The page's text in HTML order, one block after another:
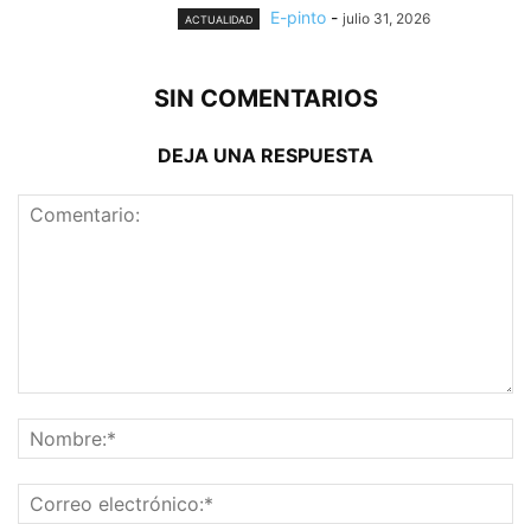
ACTUALIDAD E-pinto - julio 31, 2026
SIN COMENTARIOS
DEJA UNA RESPUESTA